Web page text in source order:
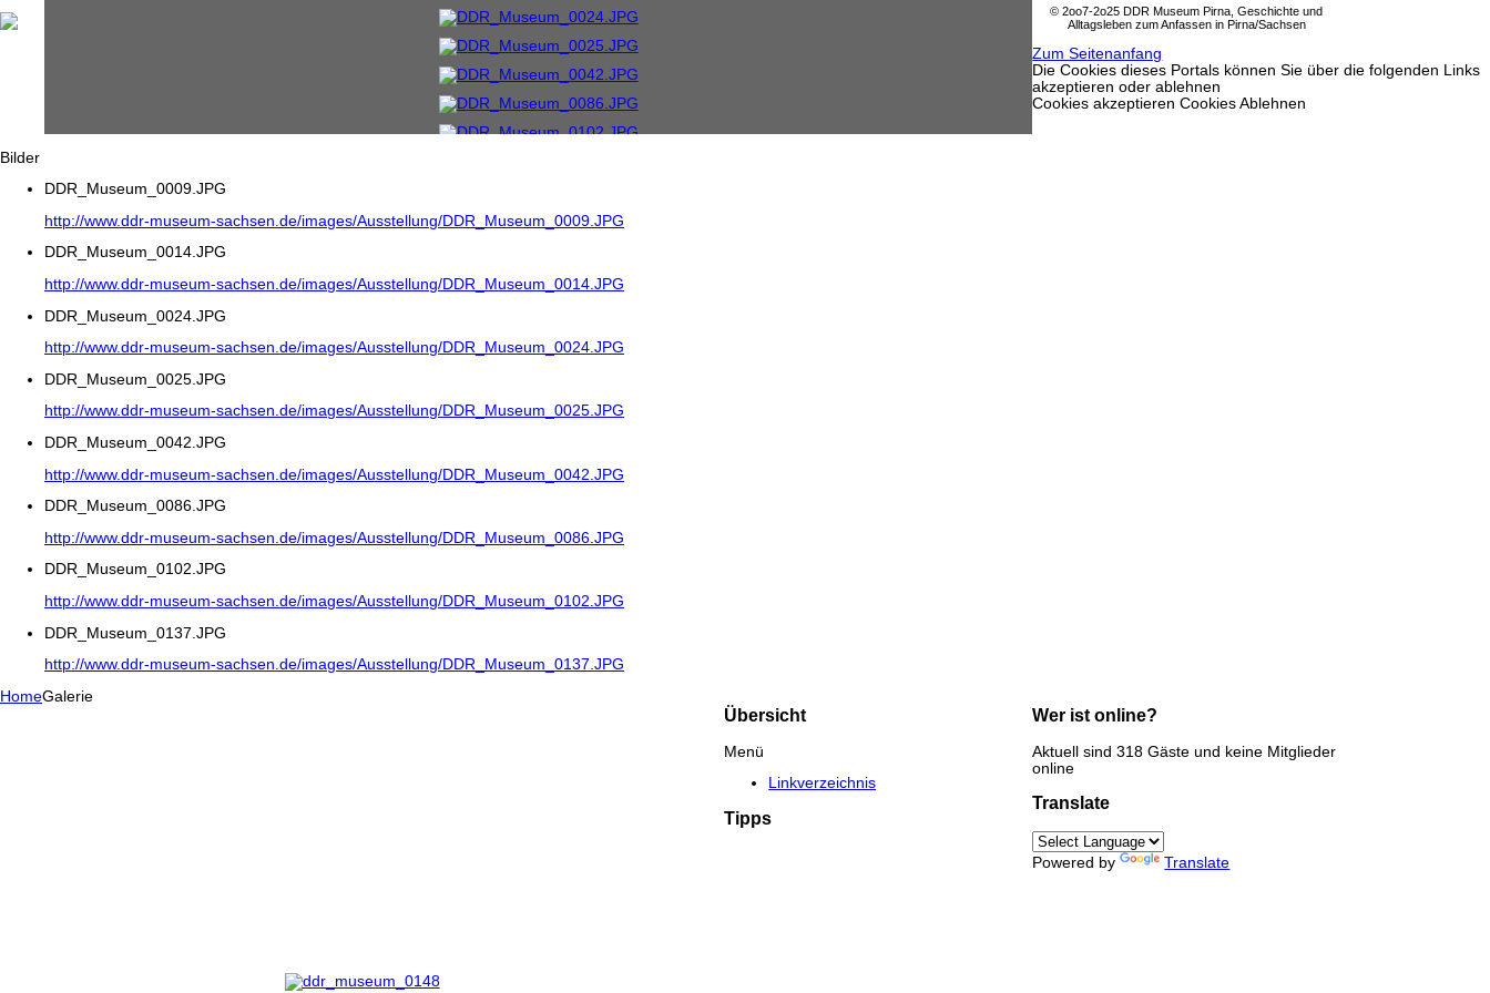
Bilder
DDR_Museum_0009.JPG
http://www.ddr-museum-sachsen.de/images/Ausstellung/DDR_Museum_0009.JPG
DDR_Museum_0014.JPG
http://www.ddr-museum-sachsen.de/images/Ausstellung/DDR_Museum_0014.JPG
DDR_Museum_0024.JPG
http://www.ddr-museum-sachsen.de/images/Ausstellung/DDR_Museum_0024.JPG
DDR_Museum_0025.JPG
http://www.ddr-museum-sachsen.de/images/Ausstellung/DDR_Museum_0025.JPG
DDR_Museum_0042.JPG
http://www.ddr-museum-sachsen.de/images/Ausstellung/DDR_Museum_0042.JPG
DDR_Museum_0086.JPG
http://www.ddr-museum-sachsen.de/images/Ausstellung/DDR_Museum_0086.JPG
DDR_Museum_0102.JPG
http://www.ddr-museum-sachsen.de/images/Ausstellung/DDR_Museum_0102.JPG
DDR_Museum_0137.JPG
http://www.ddr-museum-sachsen.de/images/Ausstellung/DDR_Museum_0137.JPG
HomeGalerie
Übersicht
Menü
Linkverzeichnis
Tipps
Wer ist online?
Aktuell sind 318 Gäste und keine Mitglieder
online
Translate
Powered by Translate
© 2oo7-2o25 DDR Museum Pirna, Geschichte und
Alltagsleben zum Anfassen in Pirna/Sachsen
Zum Seitenanfang
Die Cookies dieses Portals können Sie über die folgenden Links
akzeptieren oder ablehnen
Cookies akzeptieren Cookies Ablehnen